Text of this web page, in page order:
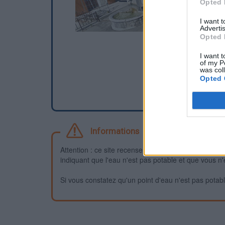
Opted
I want
Opted
I want
of my
was
Opted
Informations
Attention : ce site recense des points d'eau dont
indiquant que l'eau n'est pas potable et que vous
Si vous constatez qu'un point d'eau n'est pas